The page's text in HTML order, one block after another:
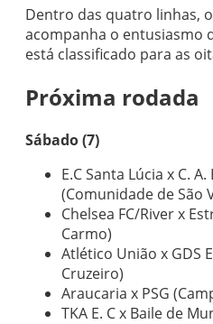
Dentro das quatro linhas,
acompanha o entusiasmo
está classificado para as
Próxima rodada
Sábado (7)
E.C Santa Lúcia x C.
(Comunidade de São
Chelsea FC/River x
Carmo)
Atlético União x GDS
Cruzeiro)
Araucaria x PSG
TKA E. C x Baile de